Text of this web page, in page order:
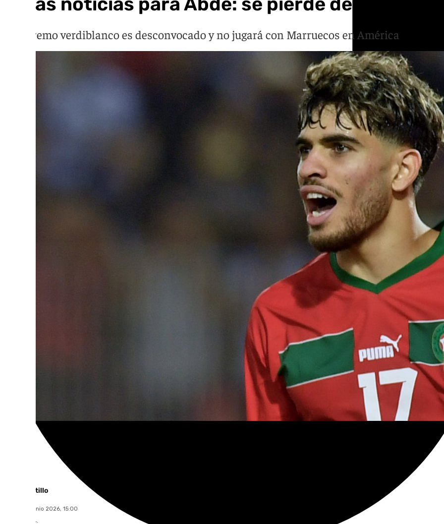
El extremo verdiblanco es desconvocado y no jugará con Marruecos en América
Javier Sotillo
jueves, 11 junio 2026, 15:00